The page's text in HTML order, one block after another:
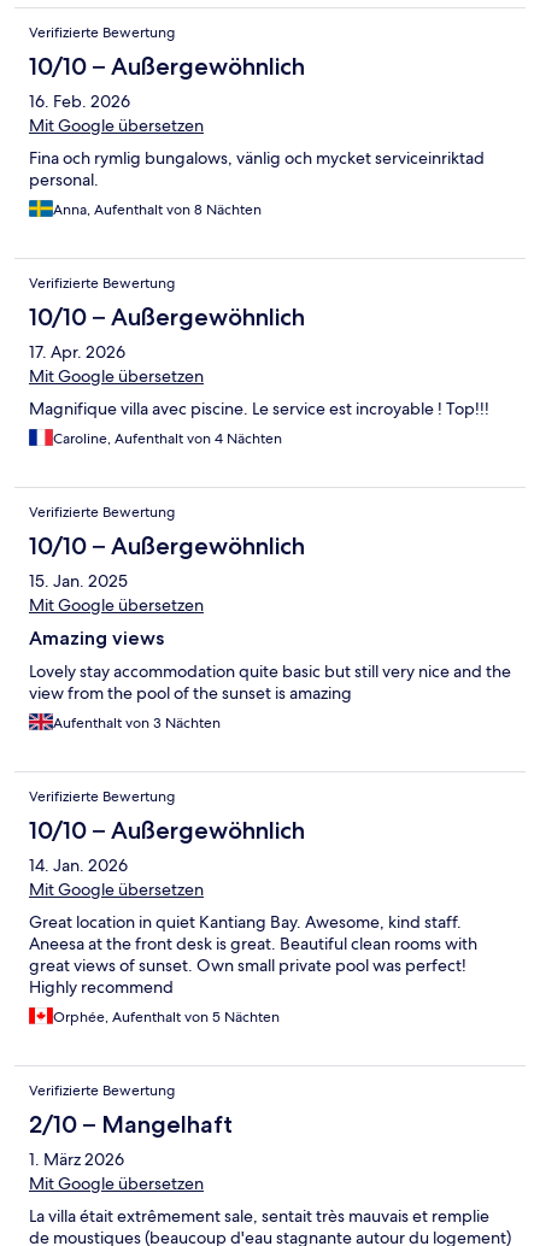
Verifizierte Bewertung
10/10 – Außergewöhnlich
16. Feb. 2026
Mit Google übersetzen
Fina och rymlig bungalows, vänlig och mycket serviceinriktad
personal.
Anna, Aufenthalt von 8 Nächten
Verifizierte Bewertung
10/10 – Außergewöhnlich
17. Apr. 2026
Mit Google übersetzen
Magnifique villa avec piscine. Le service est incroyable ! Top!!!
Caroline, Aufenthalt von 4 Nächten
Verifizierte Bewertung
10/10 – Außergewöhnlich
15. Jan. 2025
Mit Google übersetzen
Amazing views
Lovely stay accommodation quite basic but still very nice and the
view from the pool of the sunset is amazing
Aufenthalt von 3 Nächten
Verifizierte Bewertung
10/10 – Außergewöhnlich
14. Jan. 2026
Mit Google übersetzen
Great location in quiet Kantiang Bay. Awesome, kind staff.
Aneesa at the front desk is great. Beautiful clean rooms with
great views of sunset. Own small private pool was perfect!
Highly recommend
Orphée, Aufenthalt von 5 Nächten
Verifizierte Bewertung
2/10 – Mangelhaft
1. März 2026
Mit Google übersetzen
La villa était extrêmement sale, sentait très mauvais et remplie
de moustiques (beaucoup d'eau stagnante autour du logement)